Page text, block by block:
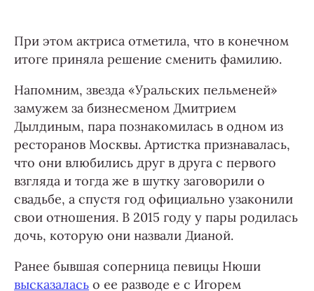
При этом актриса отметила, что в конечном
итоге приняла решение сменить фамилию.
Напомним, звезда «Уральских пельменей»
замужем за бизнесменом Дмитрием
Дылдиным, пара познакомилась в одном из
ресторанов Москвы. Артистка признавалась,
что они влюбились друг в друга с первого
взгляда и тогда же в шутку заговорили о
свадьбе, а спустя год официально узаконили
свои отношения. В 2015 году у пары родилась
дочь, которую они назвали Дианой.
Ранее бывшая соперница певицы Нюши
высказалась о ее разводе е с Игорем